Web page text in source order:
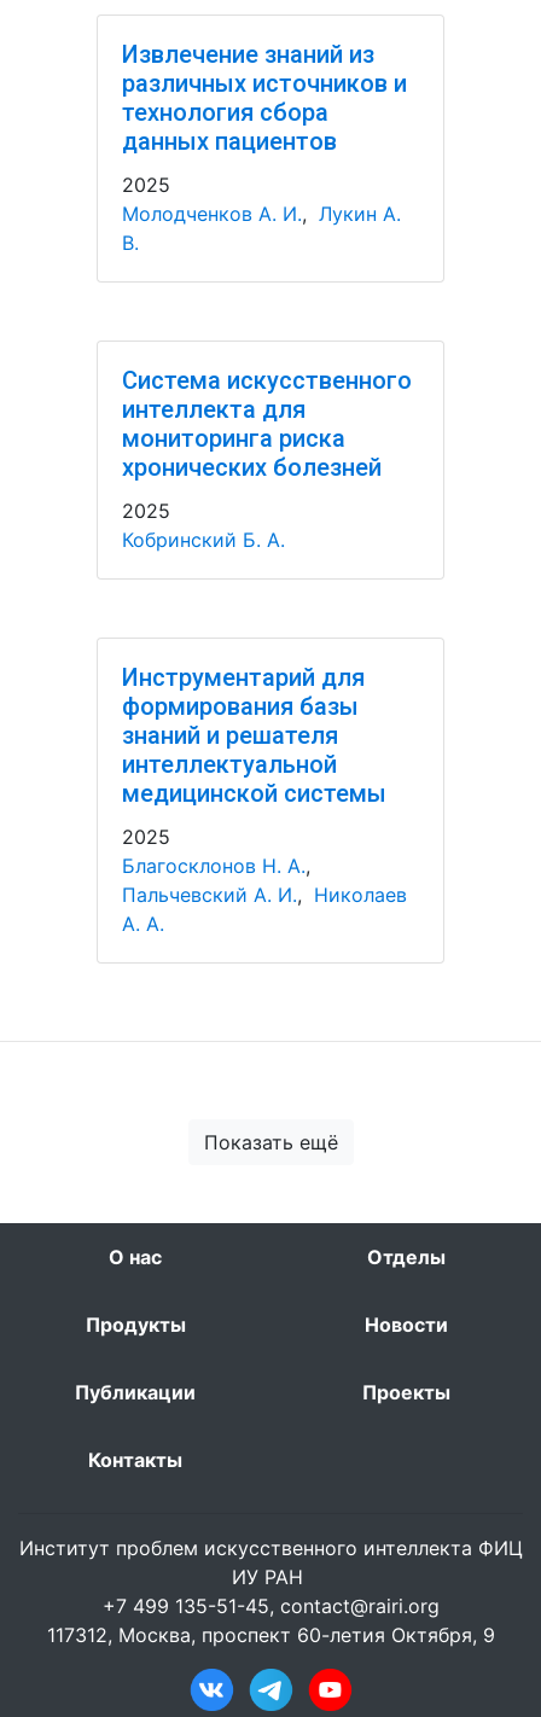
Извлечение знаний из
различных источников и
технология сбора
данных пациентов
2025
Молодченков А. И., Лукин А.
В.
Система искусственного
интеллекта для
мониторинга риска
хронических болезней
2025
Кобринский Б. А.
Инструментарий для
формирования базы
знаний и решателя
интеллектуальной
медицинской системы
2025
Благосклонов Н. А.,
Пальчевский А. И., Николаев
А. А.
Показать ещё
О нас Отделы
Продукты Новости
Публикации Проекты
Контакты
Институт проблем искусственного интеллекта ФИЦ
ИУ РАН
+7 499 135-51-45, contact@rairi.org
117312, Москва, проспект 60-летия Октября, 9